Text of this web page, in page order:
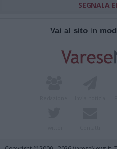
SEGNALA
Vai al sito in